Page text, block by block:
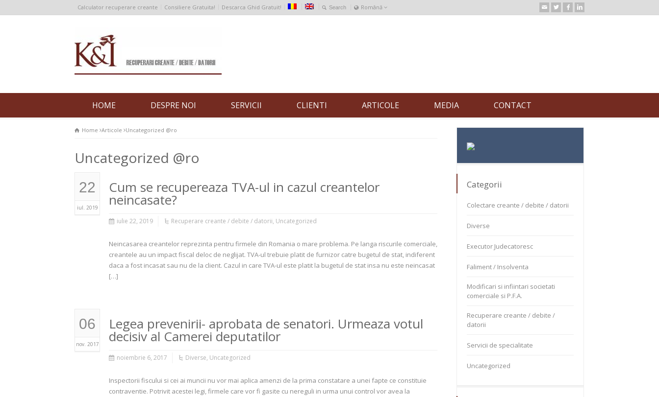
Calculator recuperare creante Consiliere Gratuita! Descarca Ghid Gratuit!
Română
HOME DESPRE NOI SERVICII CLIENTI ARTICOLE MEDIA CONTACT
Home Articole Uncategorized @ro
Uncategorized @ro
22
iul. 2019
Cum se recupereaza TVA-ul in cazul creantelor
neincasate?
iulie 22, 2019 Recuperare creante / debite / datorii, Uncategorized
Neincasarea creantelor reprezinta pentru firmele din Romania o mare problema. Pe langa riscurile comerciale,
creantele au un impact fiscal deloc de neglijat. TVA-ul trebuie platit de furnizor catre bugetul de stat, indiferent
daca a fost incasat sau nu de la client. Cazul in care TVA-ul este platit la bugetul de stat insa nu este neincasat
[…]
06
nov. 2017
Legea prevenirii- aprobata de senatori. Urmeaza votul
decisiv al Camerei deputatilor
noiembrie 6, 2017 Diverse, Uncategorized
Inspectorii fiscului si cei ai muncii nu vor mai aplica amenzi de la prima constatare a unei fapte ce constituie
contraventie. Potrivit acestei legi, firmele care vor fi gasite cu nereguli in urma unui control vor avea la
Categorii
Colectare creante / debite / datorii
Diverse
Executor Judecatoresc
Faliment / Insolventa
Modificari si infiintari societati
comerciale si P.F.A.
Recuperare creante / debite /
datorii
Servicii de specialitate
Uncategorized